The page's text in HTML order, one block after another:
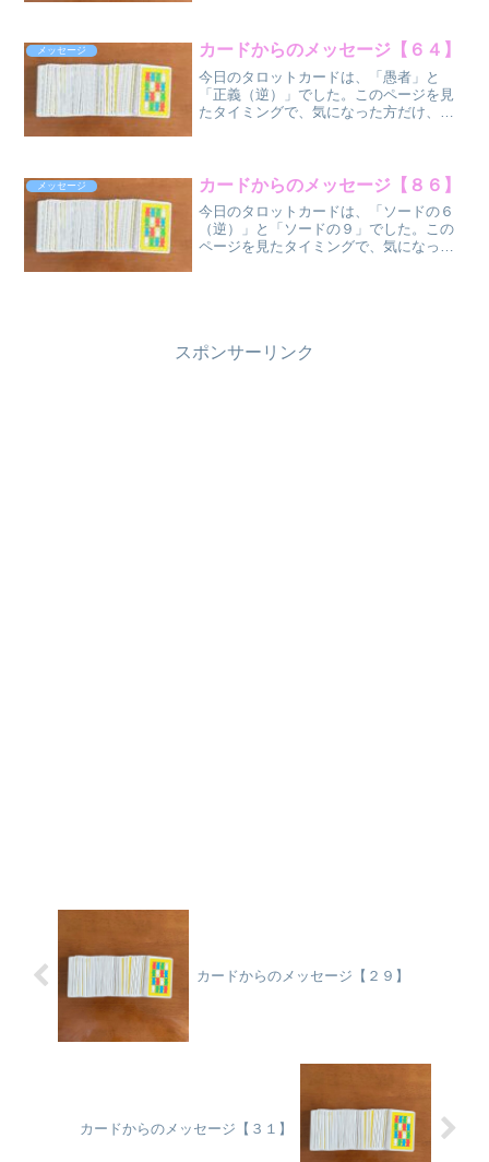
置）
メッセージ カードからのメッセージ【６４】
今日のタロットカードは、「愚者」と
「正義（逆）」でした。このページを見
たタイミングで、気になった方だけ、気
置）
正義（逆位...
メッセージ カードからのメッセージ【８６】
今日のタロットカードは、「ソードの６
（逆）」と「ソードの９」でした。この
ページを見たタイミングで、気になった
スポンサーリンク
カードからのメッセージ【２９】
カードからのメッセージ【３１】